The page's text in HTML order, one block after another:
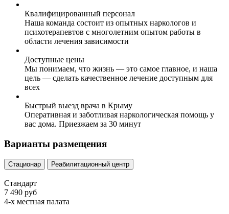
Квалифицированный персонал
Наша команда состоит из опытных наркологов и
психотерапевтов с многолетним опытом работы в
области лечения зависимости
Доступные цены
Мы понимаем, что жизнь — это самое главное, и наша
цель — сделать качественное лечение доступным для
всех
Быстрый выезд врача в Крыму
Оперативная и заботливая наркологическая помощь у
вас дома. Приезжаем за 30 минут
Варианты размещения
Стационар Реабилитационный центр
Стандарт
7 490 руб
4-х местная палата